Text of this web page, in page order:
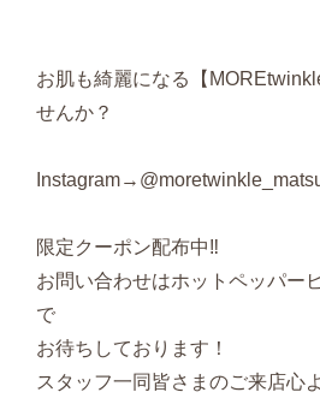
お肌も綺麗になる【
せんか？
限定クーポン配布中‼️
お問い合わせはホットペッパー
で
お待ちしております！
スタッフ一同皆さまのご来店心